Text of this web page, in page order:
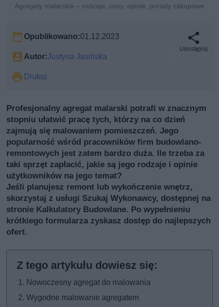
Agregaty malarskie – rodzaje, ceny, opinie, porady zakupowe
Opublikowano:01.12.2023
Autor:Justyna Jasińska
Drukuj
Udostępnij
Profesjonalny agregat malarski potrafi w znacznym
stopniu ułatwić pracę tych, którzy na co dzień
zajmują się malowaniem pomieszczeń. Jego
popularność wśród pracowników firm budowlano-
remontowych jest zatem bardzo duża. Ile trzeba za
taki sprzęt zapłacić, jakie są jego rodzaje i opinie
użytkowników na jego temat?
Jeśli planujesz remont lub wykończenie wnętrz,
skorzystaj z usługi Szukaj Wykonawcy, dostępnej na
stronie Kalkulatory Budowlane. Po wypełnieniu
krótkiego formularza zyskasz dostęp do najlepszych
ofert.
Nowoczesny agregat do malowania
Wygodne malowanie agregatem